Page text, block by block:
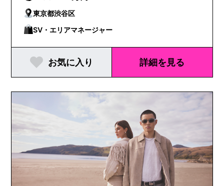
東京都渋谷区
SV・エリアマネージャー
お気に入り 詳細を見る